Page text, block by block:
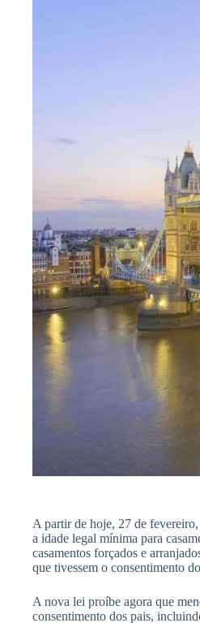
A partir de hoje, 27 de
a idade legal mínima para
casamentos forçados e
que tivessem o consentimento
A nova lei proíbe agora que
consentimento dos pais,